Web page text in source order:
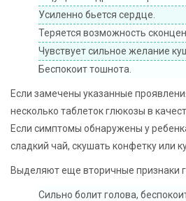
Усиленно бьется сердце.
Теряется возможность
Чувствует сильное желание
Беспокоит тошнота.
Если замечены указанные
несколько таблеток глюкозы в
Если симптомы обнаружены у
сладкий чай, скушать конфетку или
Выделяют еще вторичные признаки
Сильно болит голова,